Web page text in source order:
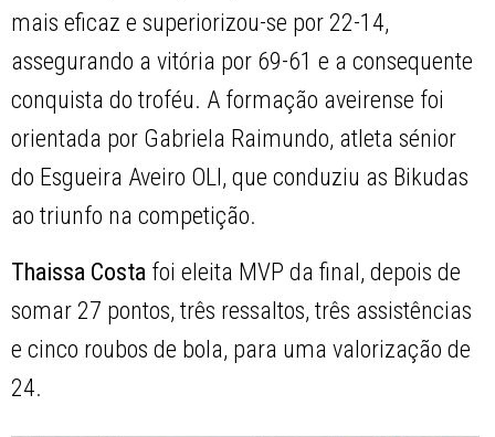
mais eficaz e superiorizou-se por 22-14,
assegurando a vitória por 69-61 e a consequente
conquista do troféu. A formação aveirense foi
orientada por Gabriela Raimundo, atleta sénior
do Esgueira Aveiro OLI, que conduziu as Bikudas
ao triunfo na competição.
Thaissa Costa foi eleita MVP da final, depois de
somar 27 pontos, três ressaltos, três assistências
e cinco roubos de bola, para uma valorização de
24.